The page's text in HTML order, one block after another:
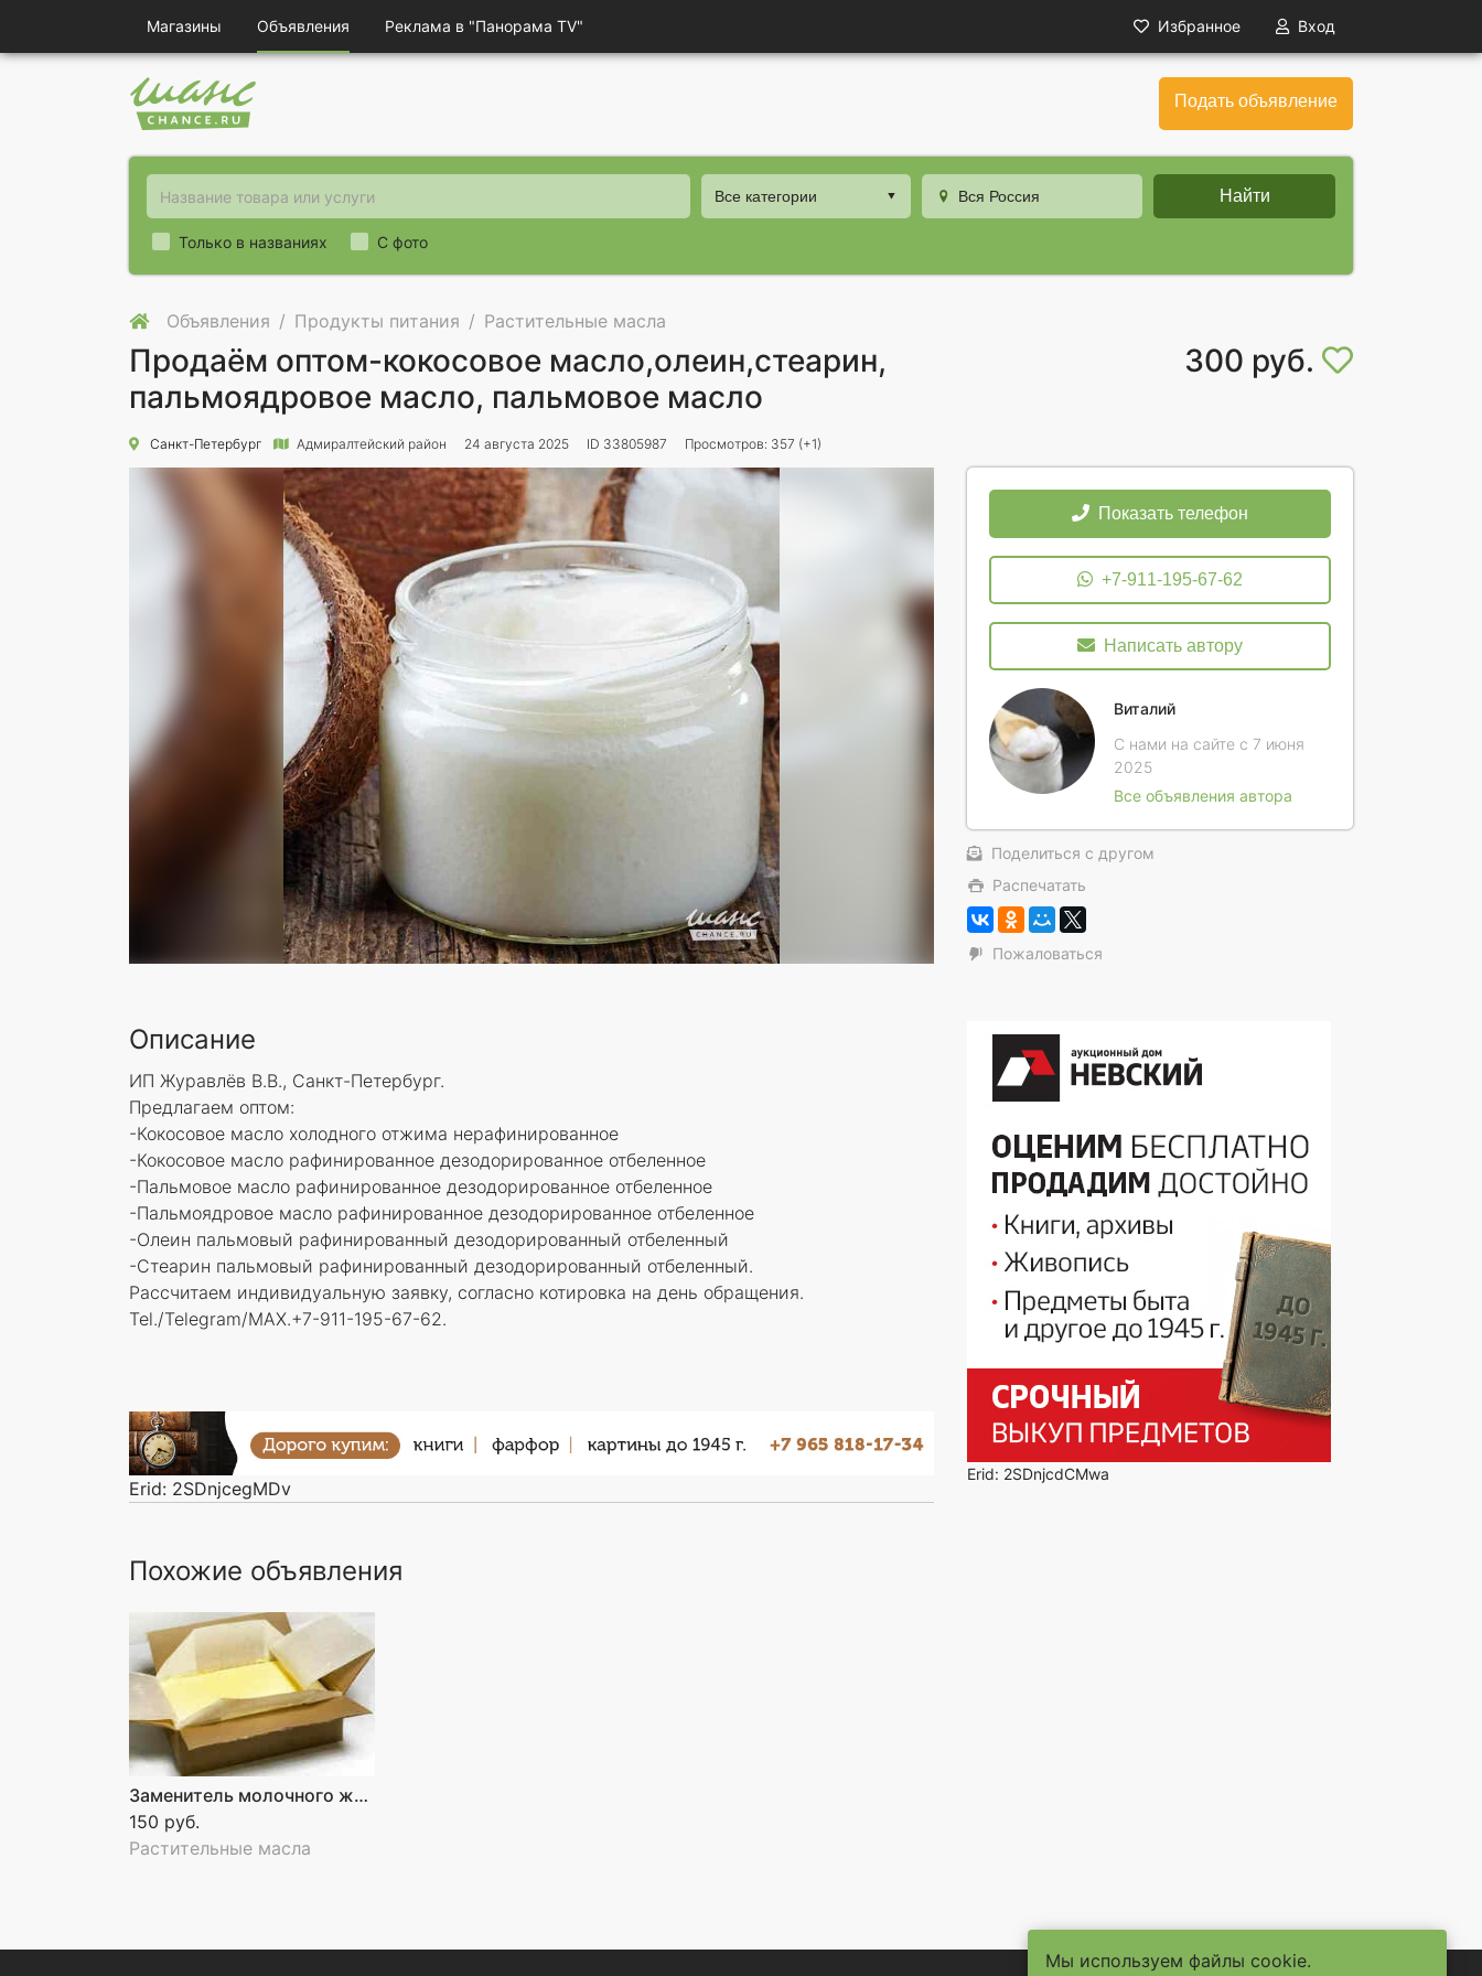
Магазины Объявления Реклама в "Панорама TV" Избранное Вход
Подать объявление
Все категории Вся Россия Найти
Только в названиях С фото
Объявления Продукты питания Растительные масла
Продаём оптом-кокосовое масло,олеин,стеарин,
пальмоядровое масло, пальмовое масло
Санкт-Петербург Адмиралтейский район 24 августа 2025 ID 33805987 Просмотров: 357 (+1)
300 руб.
Описание
ИП Журавлёв В.В., Санкт-Петербург.
Предлагаем оптом:
-Кокосовое масло холодного отжима нерафинированное
-Кокосовое масло рафинированное дезодорированное отбеленное
-Пальмовое масло рафинированное дезодорированное отбеленное
-Пальмоядровое масло рафинированное дезодорированное отбеленное
-Олеин пальмовый рафинированный дезодорированный отбеленный
-Стеарин пальмовый рафинированный дезодорированный отбеленный.
Рассчитаем индивидуальную заявку, согласно котировка на день обращения.
Tel./Telegram/MAX.+7-911-195-67-62.
Erid: 2SDnjcegMDv
Похожие объявления
Заменитель молочного жира, маргарины, спреды, сливочное масло оптом.
150 руб.
Растительные масла
Показать телефон
+7-911-195-67-62
Написать автору
Виталий
С нами на сайте с 7 июня
2025
Все объявления автора
Поделиться с другом
Распечатать
Пожаловаться
Erid: 2SDnjcdCMwa
Мы используем файлы cookie.